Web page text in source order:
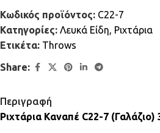
Κωδικός προϊόντος: C22-7
Κατηγορίες: Λευκά Είδη, Ριχτάρια
Ετικέτα: Throws
Share:
Περιγραφή
Ριχτάρια Καναπέ C22-7 (Γαλάζιο)